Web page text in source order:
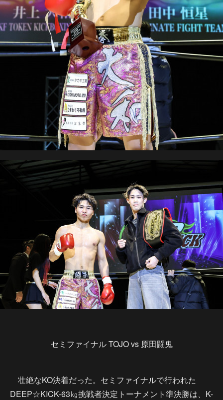
セミファイナル TOJO vs 原田闘鬼
壮絶なKO決着だった。セミファイナルで行われた
DEEP☆KICK-63㎏挑戦者決定トーナメント準決勝は、K-